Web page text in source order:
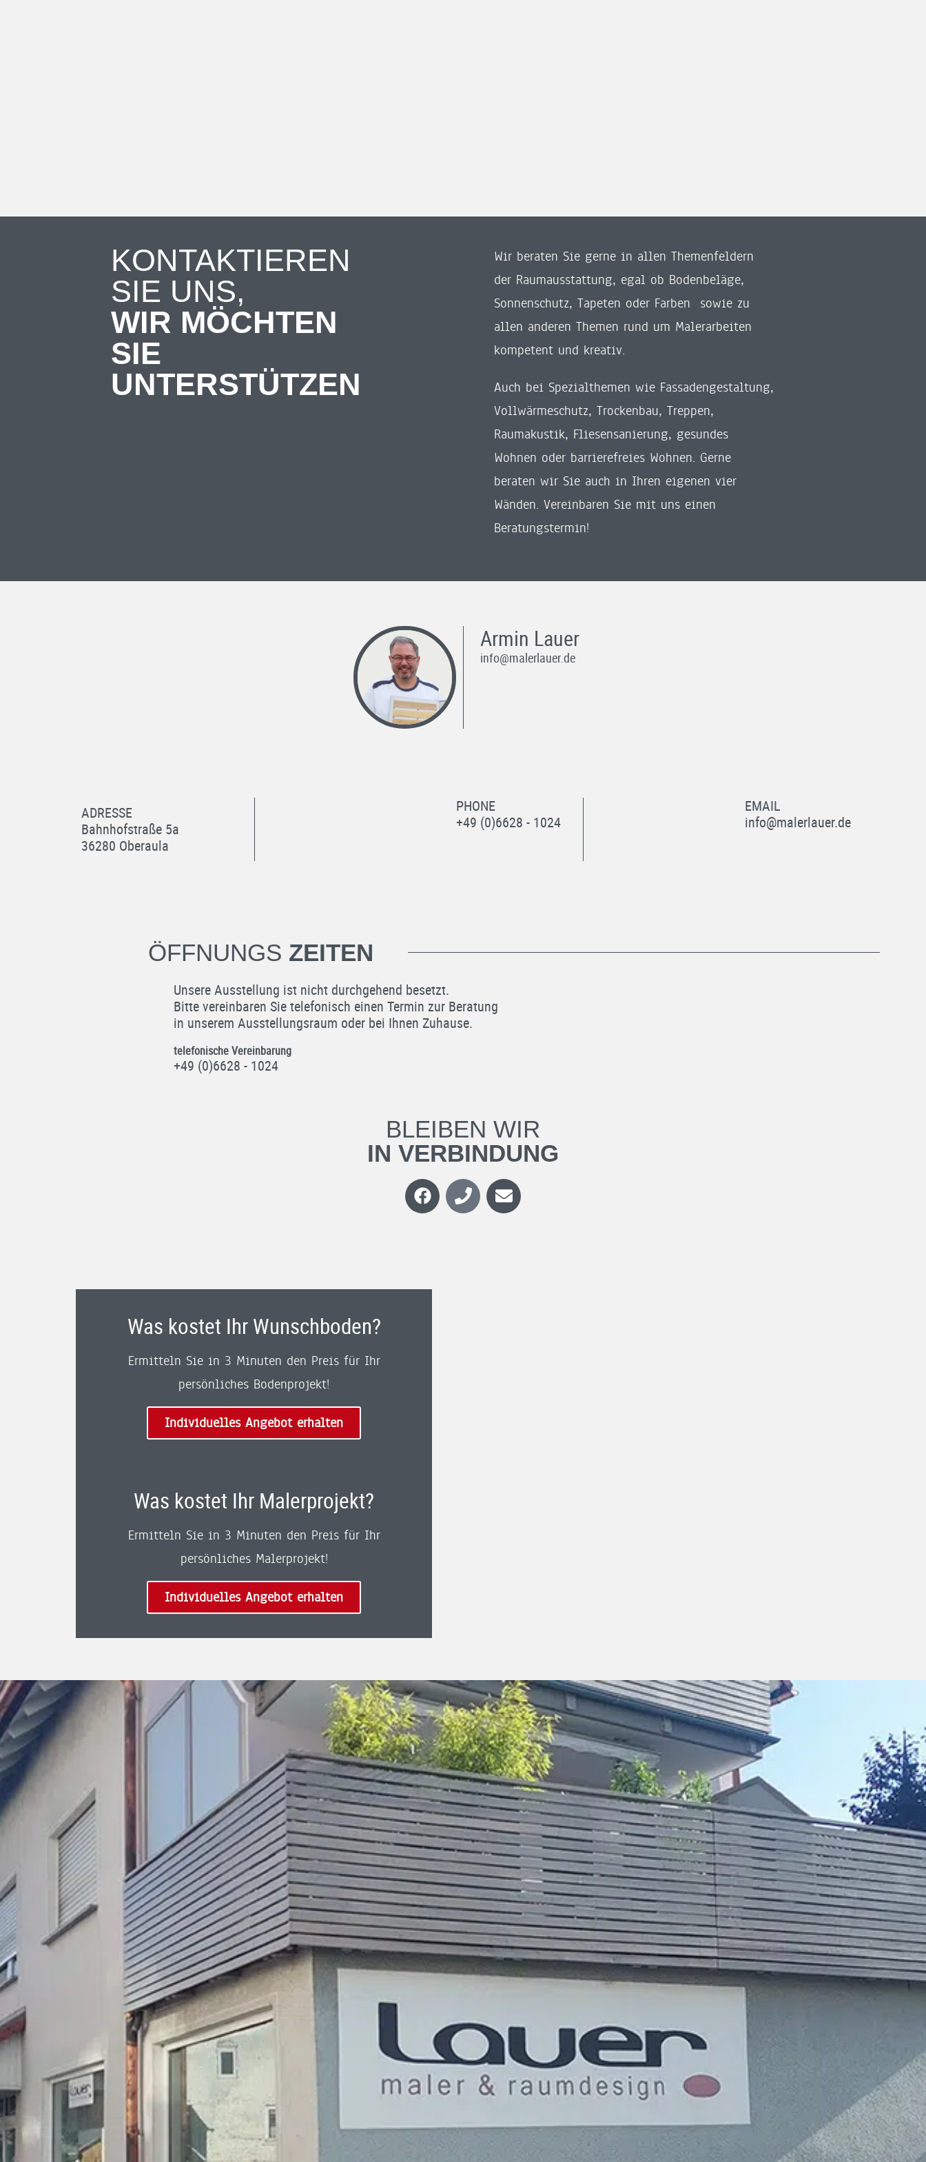
KONTAKTIEREN
SIE UNS,
WIR MÖCHTEN
SIE
UNTERSTÜTZEN
Wir beraten Sie gerne in allen Themenfeldern
der Raumausstattung, egal ob Bodenbeläge,
Sonnenschutz, Tapeten oder Farben sowie zu
allen anderen Themen rund um Malerarbeiten
kompetent und kreativ.
Auch bei Spezialthemen wie Fassadengestaltung,
Vollwärmeschutz, Trockenbau, Treppen,
Raumakustik, Fliesensanierung, gesundes
Wohnen oder barrierefreies Wohnen. Gerne
beraten wir Sie auch in Ihren eigenen vier
Wänden. Vereinbaren Sie mit uns einen
Beratungstermin!
Armin Lauer
info@malerlauer.de
ADRESSE
Bahnhofstraße 5a
36280 Oberaula
PHONE
+49 (0)6628 - 1024
EMAIL
info@malerlauer.de
ÖFFNUNGS ZEITEN
Unsere Ausstellung ist nicht durchgehend besetzt.
Bitte vereinbaren Sie telefonisch einen Termin zur Beratung
in unserem Ausstellungsraum oder bei Ihnen Zuhause.
telefonische Vereinbarung
+49 (0)6628 - 1024
BLEIBEN WIR
IN VERBINDUNG
Was kostet Ihr Wunschboden?
Ermitteln Sie in 3 Minuten den Preis für Ihr
persönliches Bodenprojekt!
Individuelles Angebot erhalten
Was kostet Ihr Malerprojekt?
Ermitteln Sie in 3 Minuten den Preis für Ihr
persönliches Malerprojekt!
Individuelles Angebot erhalten